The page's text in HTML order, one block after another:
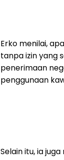
Erko menilai,
tanpa izin yang
penerimaan
penggunaan
Selain itu, ia